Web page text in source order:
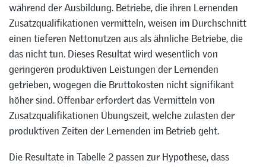
während der Ausbildung. Betriebe, die ihren Lernenden
Zusatzqualifikationen vermitteln, weisen im Durchschnitt
einen tieferen Nettonutzen aus als ähnliche Betriebe, die
das nicht tun. Dieses Resultat wird wesentlich von
geringeren produktiven Leistungen der Lernenden
getrieben, wogegen die Bruttokosten nicht signifikant
höher sind. Offenbar erfordert das Vermitteln von
Zusatzqualifikationen Übungszeit, welche zulasten der
produktiven Zeiten der Lernenden im Betrieb geht.
Die Resultate in Tabelle 2 passen zur Hypothese, dass